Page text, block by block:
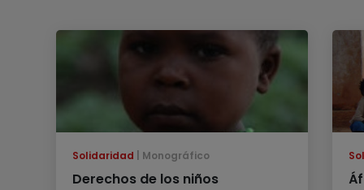
Solidaridad Monográfico
Derechos de los niños